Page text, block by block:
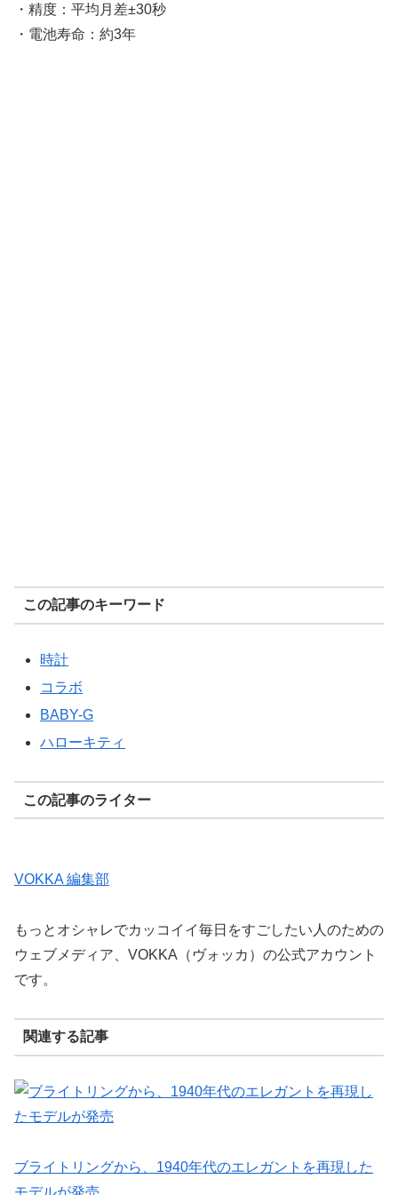
・精度：平均月差±30秒
・電池寿命：約3年
この記事のキーワード
時計
コラボ
BABY-G
ハローキティ
この記事のライター
VOKKA 編集部
もっとオシャレでカッコイイ毎日をすごしたい人のための
ウェブメディア、VOKKA（ヴォッカ）の公式アカウント
です。
関連する記事
ブライトリングから、1940年代のエレガントを再現した
モデルが発売